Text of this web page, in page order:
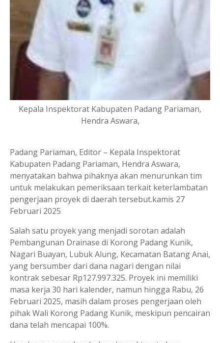
Kepala Inspektorat Kabupaten Padang Pariaman,
Hendra Aswara,
Padang Pariaman, Editor – Kepala Inspektorat
Kabupaten Padang Pariaman, Hendra Aswara,
menyatakan bahwa pihaknya akan menurunkan tim
untuk melakukan pemeriksaan terkait keterlambatan
pengerjaan proyek di daerah tersebut.kamis 27
Februari 2025
Salah satu proyek yang menjadi sorotan adalah
Pembangunan Drainase di Korong Padang Kunik,
Nagari Buayan, Lubuk Alung, Kecamatan Batang Anai,
yang bersumber dari dana nagari dengan nilai
kontrak sebesar Rp127.997.325. Proyek ini memiliki
masa kerja 30 hari kalender, namun hingga Rabu, 26
Februari 2025, masih dalam proses pengerjaan oleh
pihak Wali Korong Padang Kunik, meskipun pencairan
dana telah mencapai 100%.